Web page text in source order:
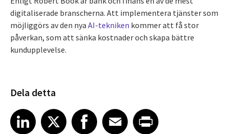
digitaliserade branscherna. Att implementera tjänster som
möjliggörs av den nya AI-tekniken kommer att få stor
påverkan, som att sänka kostnader och skapa bättre
kundupplevelse.
Dela detta
Share article on LinkedIn
LinkedIn
Share article on XShare article on Facebook
Facebook
Share article on Email
EmailShare article on Print